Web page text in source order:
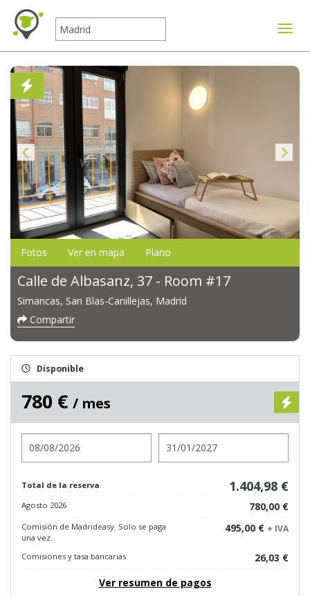
Fotos Ver en mapa Plano
Calle de Albasanz, 37 - Room #17
Simancas, San Blas-Canillejas, Madrid
Compartir
Disponible
780 € / mes
Total de la reserva 1.404,98 €
Agosto 2026 780,00 €
Comisión de Madrideasy. Solo se paga
una vez.
495,00 € + IVA
Comisiones y tasa bancarias
26,03 €
Ver resumen de pagos